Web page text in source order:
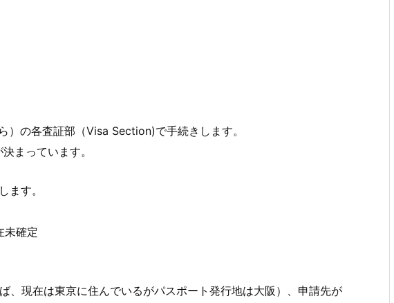
の各査証部（Visa Section)で手続きします。
まっています。
ます。
未確定
現在は東京に住んでいるがパスポート発行地は大阪）、申請先が